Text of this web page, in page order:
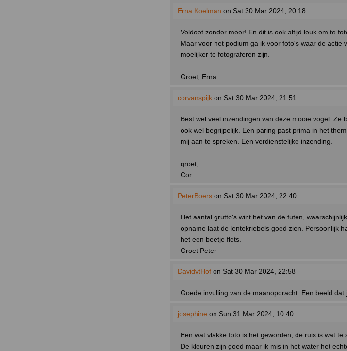
Erna Koelman on Sat 30 Mar 2024, 20:18
Voldoet zonder meer! En dit is ook altijd leuk om te
Maar voor het podium ga ik voor foto's waar de actie
moelijker te fotograferen zijn.
Groet, Erna
corvanspijk on Sat 30 Mar 2024, 21:51
Best wel veel inzendingen van deze mooie vogel. Ze
ook wel begrijpelijk. Een paring past prima in het
mij aan te spreken. Een verdienstelijke inzending.
groet,
Cor
PeterBoers on Sat 30 Mar 2024, 22:40
Het aantal grutto's wint het van de futen,
opname laat de lentekriebels goed zien. Persoonlijk
het een beetje flets.
Groet Peter
DavidvtHof on Sat 30 Mar 2024, 22:58
Goede invulling van de maanopdracht. Een beeld dat
josephine on Sun 31 Mar 2024, 10:40
Een wat vlakke foto is het geworden, de ruis is wat
De kleuren zijn goed maar ik mis in het water het